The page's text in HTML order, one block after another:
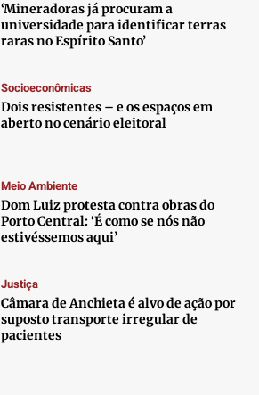
‘Mineradoras já procuram a
universidade para identificar terras
raras no Espírito Santo’
Socioeconômicas
Dois resistentes – e os espaços em
aberto no cenário eleitoral
Meio Ambiente
Dom Luiz protesta contra obras do
Porto Central: ‘É como se nós não
estivéssemos aqui’
Justiça
Câmara de Anchieta é alvo de ação por
suposto transporte irregular de
pacientes